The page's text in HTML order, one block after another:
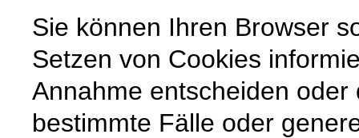
Sie können Ihren Browser
Setzen von Cookies
Annahme entscheiden
bestimmte Fälle oder